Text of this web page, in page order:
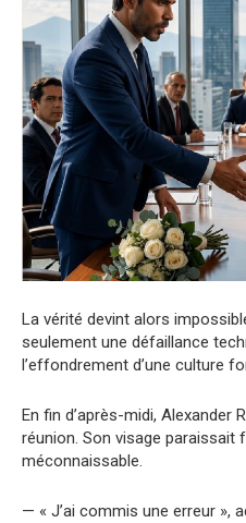
La vérité devint alors
seulement une défaillance
l’effondrement d’une culture
En fin d’après-midi, Alexander
réunion. Son visage paraissait
méconnaissable.
— « J’ai commis une erreur »,